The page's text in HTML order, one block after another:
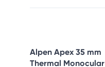
Alpen Apex 35 mm
Thermal Monocular